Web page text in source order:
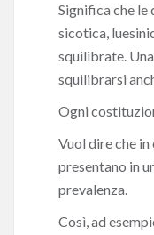
Significa che le
sicotica,
squilibrate.
squilibrarsi
Ogni
Vuol dire che
presentano in
prevalenza.
Così, ad